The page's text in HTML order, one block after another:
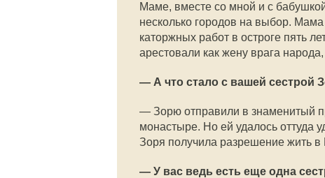
Маме, вместе со мной и с
несколько городов на выбор.
каторжных работ в остроге пять
арестовали как жену врага
— А что стало с вашей сестрой
— Зорю отправили в знаменитый
монастыре. Но ей удалось оттуда
Зоря получила разрешение жить
— У вас ведь есть еще одна